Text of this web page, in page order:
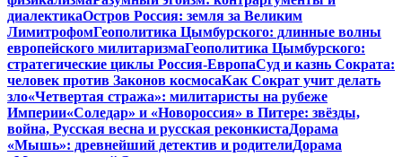
диалектикаОстров Россия: земля за Великим
ЛимитрофомГеополитика Цымбурского: длинные волны
европейского милитаризмаГеополитика Цымбурского:
стратегические циклы Россия-ЕвропаСуд и казнь Сократа:
человек против Законов космосаКак Сократ учит делать
зло«Четвертая стража»: милитаристы на рубеже
Империи«Соледар» и «Новороссия» в Питере: звёзды,
война, Русская весна и русская реконкистаДорама
«Мышь»: древнейший детектив и родителиДорама